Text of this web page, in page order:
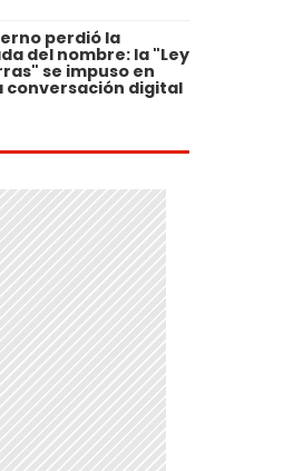
perdió la
del nombre: la "Ley
se impuso en
conversación digital